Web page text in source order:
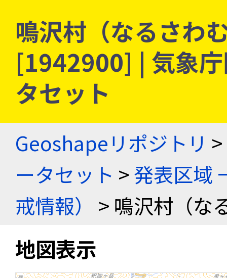
鳴沢村（なるさわ
[1942900] | 気象
タセット
Geoshapeリポジトリ >
ータセット >発表区域
戒情報）
> 鳴沢村（な
地図表示